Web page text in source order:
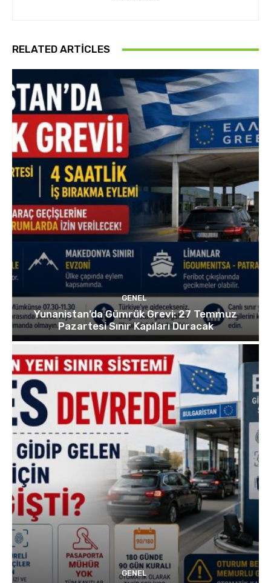
RELATED ARTICLES
GENEL
Yunanistan’da Gümrük Grevi: 27 Temmuz
Pazartesi Sınır Kapıları Duracak
GENEL